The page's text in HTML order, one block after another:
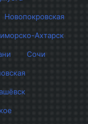
Новопокровская
Ахтарск
Сочи